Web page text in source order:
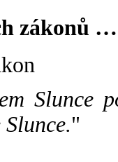
zákonů …
Slunce
"